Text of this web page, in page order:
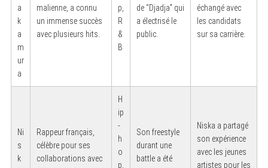
a
k
a
m
ur
a
malienne, a connu
un immense succès
avec plusieurs hits.
p,
R
&
B
de “Djadja” qui
a électrisé le
public.
échangé avec
les candidats
sur sa carrière.
Ni
s
k
Rappeur français,
célèbre pour ses
collaborations avec
H
ip
-
h
o
p,
Son freestyle
durant une
battle a été
Niska a partagé
son expérience
avec les jeunes
artistes pour les